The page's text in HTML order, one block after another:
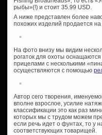
рыбы»(!) и стоит 35.99 USD.
А ниже представлен более
похожих изделий продается
На фото внизу мы видим
рогаток для охоты
прицелами с несколькими
осуществляются с помощью
Автор сего творения,
вполне взрослое, усилие
классификации это как раз
которых мы с трудом можем
если речь идет о фунтах, то у
соответствующих товарищей.